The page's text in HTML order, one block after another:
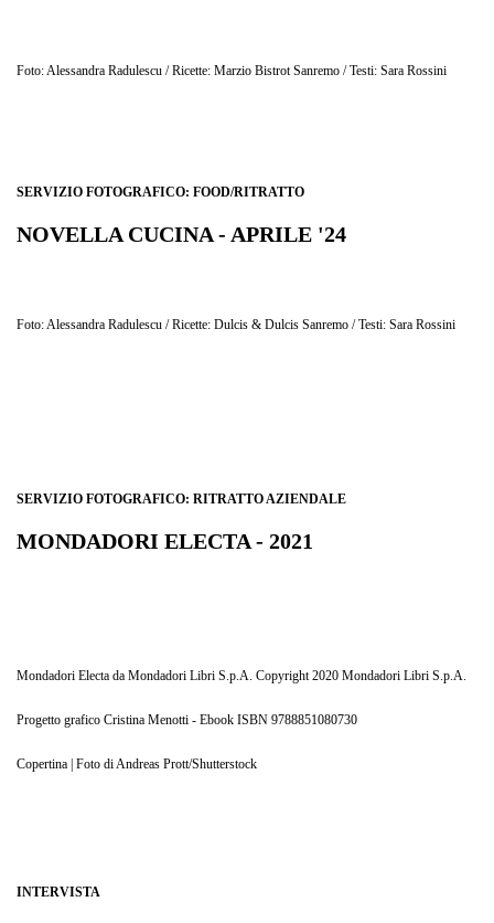
Foto: Alessandra Radulescu / Ricette: Marzio Bistrot Sanremo / Testi: Sara Rossini
SERVIZIO FOTOGRAFICO: FOOD/RITRATTO
NOVELLA CUCINA - APRILE '24
Foto: Alessandra Radulescu / Ricette: Dulcis & Dulcis Sanremo / Testi: Sara Rossini
SERVIZIO FOTOGRAFICO: RITRATTO AZIENDALE
MONDADORI ELECTA - 2021
Mondadori Electa da Mondadori Libri S.p.A. Copyright 2020 Mondadori Libri S.p.A.
Progetto grafico Cristina Menotti - Ebook ISBN 9788851080730
Copertina | Foto di Andreas Prott/Shutterstock
INTERVISTA